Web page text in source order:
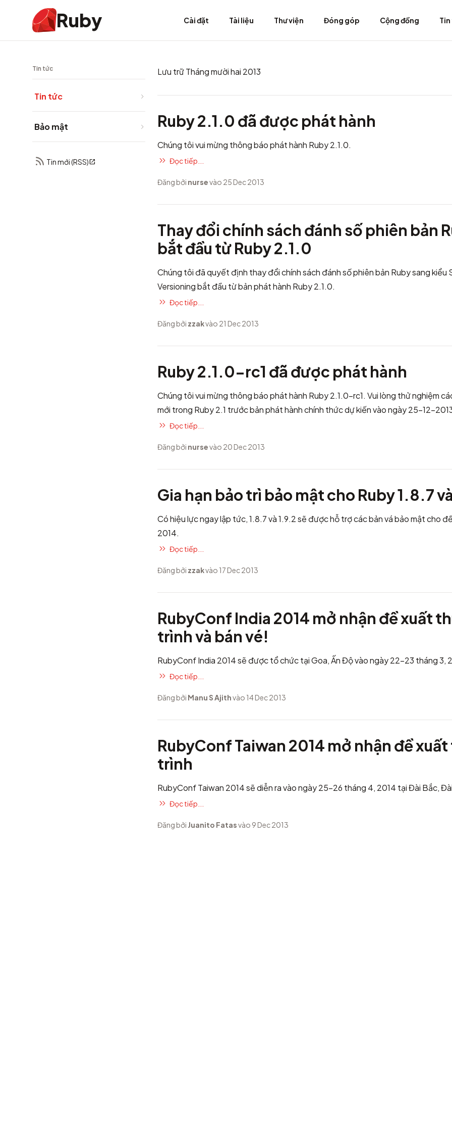
Ruby Cài đặt Tài liệu Thư viện Đóng góp Cộng đồng
Tin tức
Tin tức
Bảo mật
Tin mới (RSS)
Lưu trữ Tháng mười hai 2013
Ruby 2.1.0 đã được phát hành
Chúng tôi vui mừng thông báo phát hành Ruby 2.1.0.
Đọc tiếp...
Đăng bởi nursevào 25 Dec 2013
Thay đổi chính sách đánh số phiên bản
bắt đầu từ Ruby 2.1.0
Chúng tôi đã quyết định thay đổi chính sách đánh số phiên bản Ruby sang kiểu
Versioningbắt đầu từ bản phát hành Ruby 2.1.0.
Đọc tiếp...
Đăng bởi zzakvào 21 Dec 2013
Ruby 2.1.0-rc1 đã được phát hành
Chúng tôi vui mừng thông báo phát hành Ruby 2.1.0-rc1. Vui lòng thử nghiệm
mới trong Ruby 2.1 trước bản phát hành chính thức dự kiến vào ngày 25-12-
Đọc tiếp...
Đăng bởi nursevào 20 Dec 2013
Gia hạn bảo trì bảo mật cho Ruby 1.8.7
Có hiệu lực ngay lập tức, 1.8.7 và 1.9.2 sẽ được hỗ trợ các bản vá bảo mật cho
2014.
Đọc tiếp...
Đăng bởi zzakvào 17 Dec 2013
RubyConf India 2014 mở nhận đề xuất
trình và bán vé!
RubyConf India 2014 sẽ được tổ chức tại Goa, Ấn Độ vào ngày 22-23 tháng 3,
Đọc tiếp...
Đăng bởi Manu S Ajithvào 14 Dec 2013
RubyConf Taiwan 2014 mở nhận đề
trình
RubyConf Taiwan 2014 sẽ diễn ra vào ngày 25-26 tháng 4, 2014 tại Đài Bắc,
Đọc tiếp...
Đăng bởi Juanito Fatasvào 9 Dec 2013